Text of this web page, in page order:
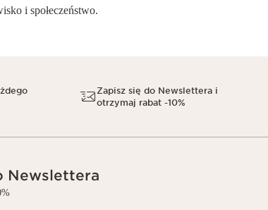
i społeczeństwo.​
Zapisz się do Newslettera i
otrzymaj rabat -10%
Newslettera